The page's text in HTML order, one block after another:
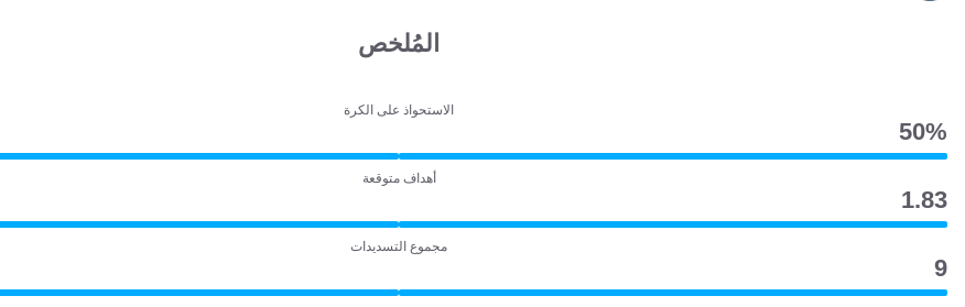
المُلخص
الاستحواذ على الكرة
50‎%‎
أهداف متوقعة
1.83
مجموع التسديدات
9